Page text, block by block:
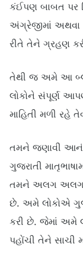
કંઈપણ બાબત પર
અંગ્રેજીમાં અથવા
રીતે તેને ગ્રહણ
તેથી જ અમે આ
લોકોને સંપૂર્ણ
માહિતી મળી રહે
તમને જણાવી
ગુજરાતી
તમને અલગ અલગ
છે. અમે લોકોએ
કરી છે. જેમાં અમે
પહોંચી તેને સાચી